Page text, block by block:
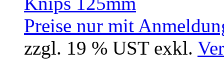
Preise nur mit
zzgl. 19 % UST exkl.